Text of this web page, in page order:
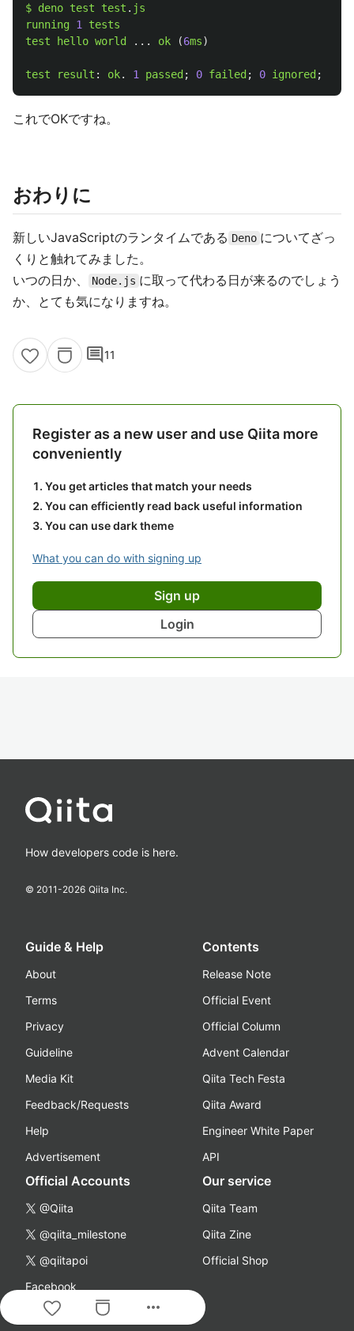
$ deno test test . js
running 1
tests
test
hello world ... ok (6ms)
test result : ok. 1 passed ; 0 failed ; 0 ignored ;
これでOKですね。
おわりに
新しいJavaScriptのランタイムである Deno についてざっ
くりと触れてみました。
いつの日か、
Node.js に取って代わる日が来るのでしょう
か、とても気になりますね。
comment11
Register as a new user and use Qiita more
conveniently
You get articles that match your needs
You can efficiently read back useful information
You can use dark theme
What you can do with signing up
Sign up
Login
more_horiz
How developers code is here.
© 2011-2026 Qiita Inc.
Guide & Help
About
Terms
Privacy
Guideline
Media Kit
Feedback/Requests
Help
Advertisement
Contents
Release Note
Official Event
Official Column
Advent Calendar
Qiita Tech Festa
Qiita Award
Engineer White Paper
API
Official Accounts
@Qiita
@qiita_milestone
@qiitapoi
Facebook
YouTube
Our service
Qiita Team
Qiita Zine
Official Shop